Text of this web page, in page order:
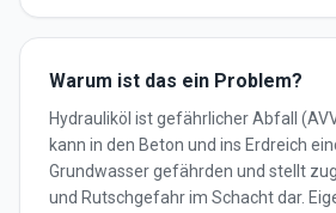
Warum ist das ein Problem?
Hydrauliköl ist gefährlicher Abfall
kann in den Beton und ins Erdreich
Grundwasser gefährden und stellt
und Rutschgefahr im Schacht dar.